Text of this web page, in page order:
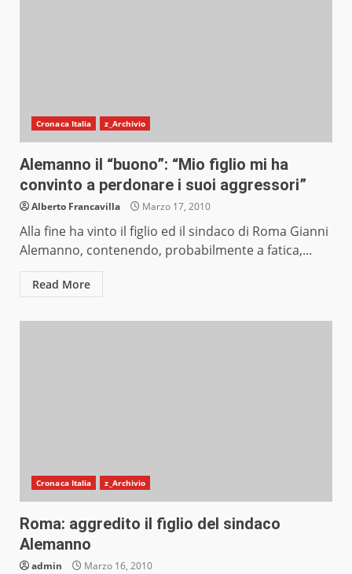
Cronaca Italia z_Archivio
Alemanno il “buono”: “Mio figlio mi ha
convinto a perdonare i suoi aggressori”
Alberto Francavilla Marzo 17, 2010
Alla fine ha vinto il figlio ed il sindaco di Roma Gianni
Alemanno, contenendo, probabilmente a fatica,...
Read More
Cronaca Italia z_Archivio
Roma: aggredito il figlio del sindaco
Alemanno
admin Marzo 16, 2010